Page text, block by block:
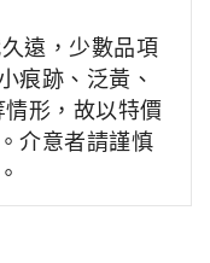
遠，少數品項
痕跡、泛黃、
形，故以特價
介意者請謹慎